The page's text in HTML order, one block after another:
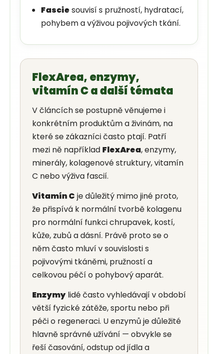
Fascie souvisí s pružností, hydratací,
pohybem a výživou pojivových tkání.
FlexArea, enzymy,
vitamín C a další témata
V článcích se postupně věnujeme i
konkrétním produktům a živinám, na
které se zákazníci často ptají. Patří
mezi ně například FlexArea, enzymy,
minerály, kolagenové struktury, vitamín
C nebo výživa fascií.
Vitamín C je důležitý mimo jiné proto,
že přispívá k normální tvorbě kolagenu
pro normální funkci chrupavek, kostí,
kůže, zubů a dásní. Právě proto se o
něm často mluví v souvislosti s
pojivovými tkáněmi, pružností a
celkovou péčí o pohybový aparát.
Enzymy lidé často vyhledávají v období
větší fyzické zátěže, sportu nebo při
péči o regeneraci. U enzymů je důležité
hlavně správné užívání — obvykle se
řeší časování, odstup od jídla a